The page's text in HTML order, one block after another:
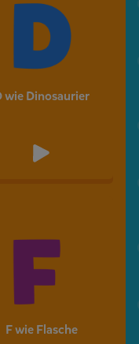
wie Dinosaurier
F wie Flasche